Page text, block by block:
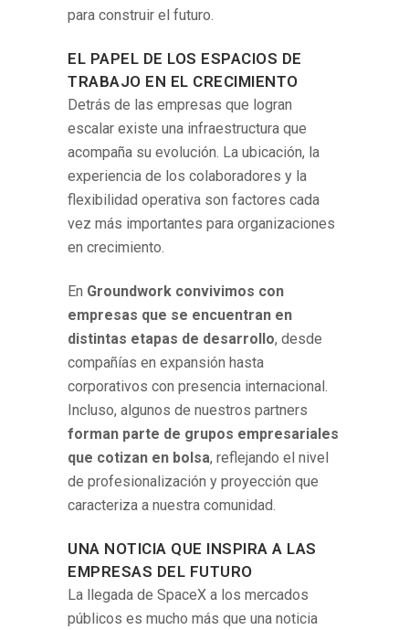
para construir el futuro.
EL PAPEL DE LOS ESPACIOS DE
TRABAJO EN EL CRECIMIENTO
Detrás de las empresas que logran
escalar existe una infraestructura que
acompaña su evolución. La ubicación, la
experiencia de los colaboradores y la
flexibilidad operativa son factores cada
vez más importantes para organizaciones
en crecimiento.
En Groundwork convivimos con
empresas que se encuentran en
distintas etapas de desarrollo, desde
compañías en expansión hasta
corporativos con presencia internacional.
Incluso, algunos de nuestros partners
forman parte de grupos empresariales
que cotizan en bolsa, reflejando el nivel
de profesionalización y proyección que
caracteriza a nuestra comunidad.
UNA NOTICIA QUE INSPIRA A LAS
EMPRESAS DEL FUTURO
La llegada de SpaceX a los mercados
públicos es mucho más que una noticia